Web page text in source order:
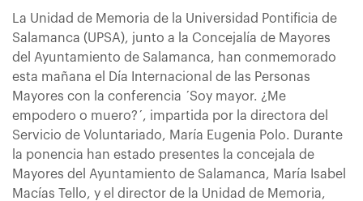
La Unidad de Memoria de la Universidad Pontificia de
Salamanca (UPSA), junto a la Concejalía de Mayores
del Ayuntamiento de Salamanca, han conmemorado
esta mañana el Día Internacional de las Personas
Mayores con la conferencia ´Soy mayor. ¿Me
empodero o muero?´, impartida por la directora del
Servicio de Voluntariado, María Eugenia Polo. Durante
la ponencia han estado presentes la concejala de
Mayores del Ayuntamiento de Salamanca, María Isabel
Macías Tello, y el director de la Unidad de Memoria,